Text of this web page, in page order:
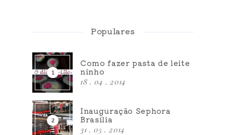
Populares
Como fazer pasta de leite
ninho
18 . 04 . 2014
Inauguração Sephora
Brasília
31 . 05 . 2014